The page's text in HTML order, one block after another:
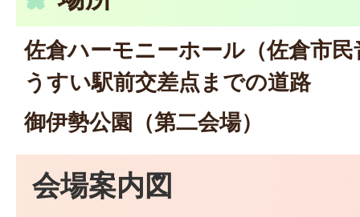
佐倉ハーモニーホール（佐倉市
うすい駅前交差点までの道路
御伊勢公園（第二会場）
会場案内図